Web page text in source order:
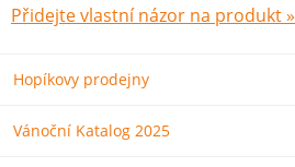
Přidejte vlastní názor na produkt »
Hopíkovy prodejny
Vánoční Katalog 2025